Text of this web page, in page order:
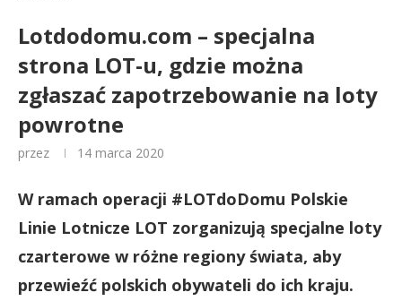
Lotdodomu.com – specjalna
strona LOT-u, gdzie można
zgłaszać zapotrzebowanie na loty
powrotne
przez 14 marca 2020
W ramach operacji #LOTdoDomu Polskie
Linie Lotnicze LOT zorganizują specjalne loty
czarterowe w różne regiony świata, aby
przewieźć polskich obywateli do ich kraju.